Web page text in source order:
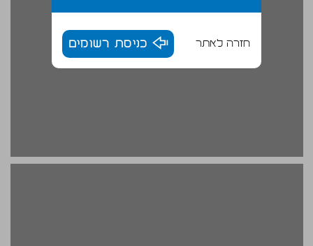
חזרה לאתר כניסת רשומים